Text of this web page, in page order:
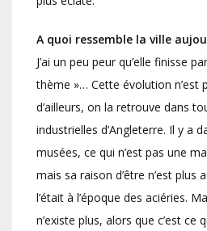
A quoi ressemble la ville
J’ai un peu peur qu’elle finisse
thème »… Cette évolution n’est
d’ailleurs, on la retrouve dans
industrielles d’Angleterre. Il y a
musées, ce qui n’est pas une
mais sa raison d’être n’est plus
l’était à l’époque des aciéries.
n’existe plus, alors que c’est ce